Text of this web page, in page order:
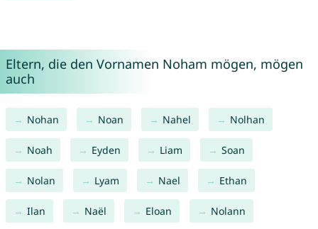
Eltern, die den Vornamen Noham mögen, mögen
auch
Nohan Noan Nahel Nolhan
Noah Eyden Liam Soan
Nolan Lyam Nael Ethan
Ilan Naël Eloan Nolann